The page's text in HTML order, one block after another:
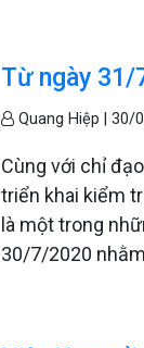
Từ ngày 31/
Quang Hiệp |30/
Cùng với chỉ
triển khai kiểm
là một trong
30/7/2020